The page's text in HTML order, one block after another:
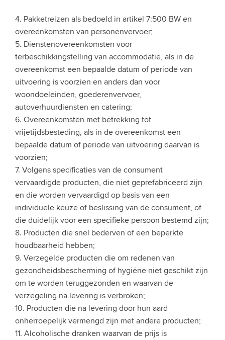
4. Pakketreizen als bedoeld in artikel 7:500 BW en
overeenkomsten van personenvervoer;
5. Dienstenovereenkomsten voor
terbeschikkingstelling van accommodatie, als in de
overeenkomst een bepaalde datum of periode van
uitvoering is voorzien en anders dan voor
woondoeleinden, goederenvervoer,
autoverhuurdiensten en catering;
6. Overeenkomsten met betrekking tot
vrijetijdsbesteding, als in de overeenkomst een
bepaalde datum of periode van uitvoering daarvan is
voorzien;
7. Volgens specificaties van de consument
vervaardigde producten, die niet geprefabriceerd zijn
en die worden vervaardigd op basis van een
individuele keuze of beslissing van de consument, of
die duidelijk voor een specifieke persoon bestemd zijn;
8. Producten die snel bederven of een beperkte
houdbaarheid hebben;
9. Verzegelde producten die om redenen van
gezondheidsbescherming of hygiëne niet geschikt zijn
om te worden teruggezonden en waarvan de
verzegeling na levering is verbroken;
10. Producten die na levering door hun aard
onherroepelijk vermengd zijn met andere producten;
11. Alcoholische dranken waarvan de prijs is